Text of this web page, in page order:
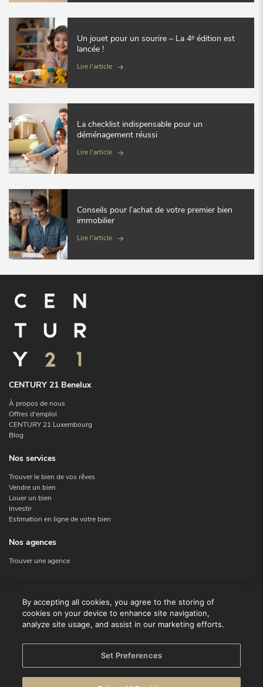
Un jouet pour un sourire – La 4ᵉ édition est
lancée !
Lire l'article
La checklist indispensable pour un
déménagement réussi
Lire l'article
Conseils pour l’achat de votre premier bien
immobilier
Lire l'article
CENTURY 21 Benelux
À propos de nous
Offres d'emploi
CENTURY 21 Luxembourg
Blog
Nos services
Trouver le bien de vos rêves
Vendre un bien
Louer un bien
Investir
Estimation en ligne de votre bien
Nos agences
Trouver une agence
Contact
Facebook
By accepting all cookies, you agree to the storing of
cookies on your device to enhance site navigation,
analyze site usage, and assist in our marketing efforts.
Set Preferences